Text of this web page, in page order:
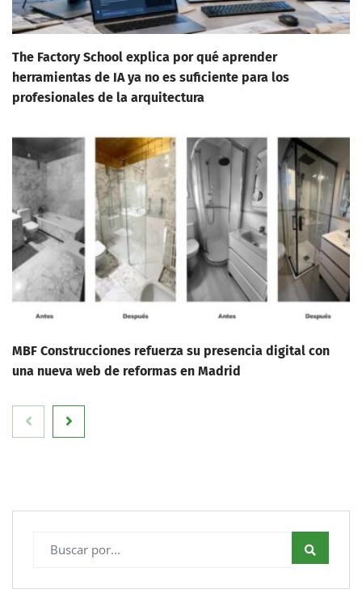
The Factory School explica por qué aprender
herramientas de IA ya no es suficiente para los
profesionales de la arquitectura
MBF Construcciones refuerza su presencia digital con
una nueva web de reformas en Madrid